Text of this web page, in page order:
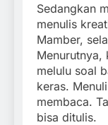
Sedangkan
menulis
Mamber,
Menurutnya,
melulu soal
keras.
membaca.
bisa ditulis.